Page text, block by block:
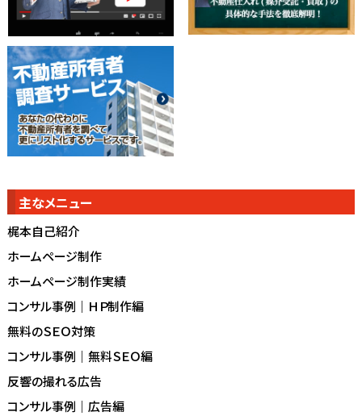
主なメニュー
梶本自己紹介
ホームページ制作
ホームページ制作実績
コンサル事例｜ＨＰ制作編
無料のＳＥＯ対策
コンサル事例｜無料ＳＥＯ編
反響の撮れる広告
コンサル事例｜広告編